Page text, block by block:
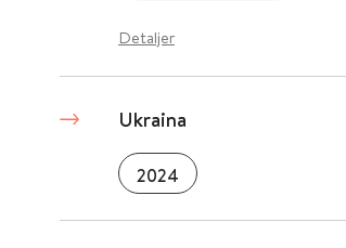
Detaljer
Ukraina
2024